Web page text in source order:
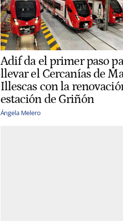
Adif da el primer paso
llevar el Cercanías de
Illescas con la
estación de Griñón
Ángela Melero